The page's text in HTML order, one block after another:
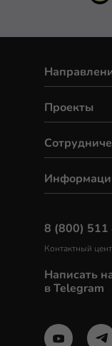
Проекты
8 (800) 511
Контактный
Написать
в Telegram